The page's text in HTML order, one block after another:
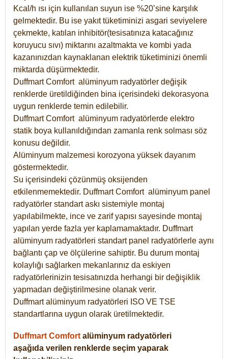
Kcal/h ısı için kullanılan suyun ise %20’sine karşılık
gelmektedir. Bu ise yakıt tüketiminizi asgari seviyelere
çekmekte, katılan inhibitör(tesisatınıza katacağınız
koruyucu sıvı) miktarını azaltmakta ve kombi yada
kazanınızdan kaynaklanan elektrik tüketiminizi önemli
miktarda düşürmektedir.
Duffmart Comfort alüminyum radyatörler değişik
renklerde üretildiğinden bina içerisindeki dekorasyona
uygun renklerde temin edilebilir.
DuffmartComfort alüminyum radyatörlerde elektro
statik boya kullanıldığından zamanla renk solması söz
konusu değildir.
Alüminyum malzemesi korozyona yüksek dayanım
göstermektedir.
Su içerisindeki çözünmüş oksijenden
etkilenmemektedir. DuffmartComfort alüminyum panel
radyatörler standart askı sistemiyle montaj
yapılabilmekte, ince ve zarif yapısı sayesinde montaj
yapılan yerde fazla yer kaplamamaktadır. Duffmart
alüminyum radyatörleri standart panel radyatörlerle aynı
bağlantı çap ve ölçülerine sahiptir. Bu durum montaj
kolaylığı sağlarken mekanlarınız da eskiyen
radyatörlerinizin tesisatınızda herhangi bir değişiklik
yapmadan değiştirilmesine olanak verir.
Duffmart alüminyum radyatörleri ISO VE TSE
standartlarına uygun olarak üretilmektedir.
Duffmart Comfort alüminyum radyatörleri
aşağıda verilen renklerde seçim yaparak